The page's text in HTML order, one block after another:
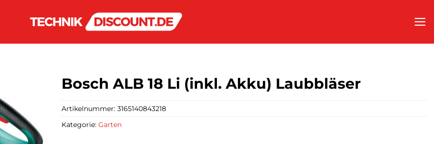
Bosch ALB 18 Li (inkl. Akku) Laubbläser
Artikelnummer: 3165140843218
Kategorie: Garten